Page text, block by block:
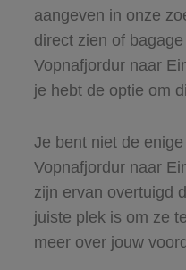
aangeven in onze
direct zien of
Vopnafjordur naar
je hebt de optie om
Je bent niet de
Vopnafjordur naar
zijn ervan overtuigd
juiste plek is om ze
meer over jouw